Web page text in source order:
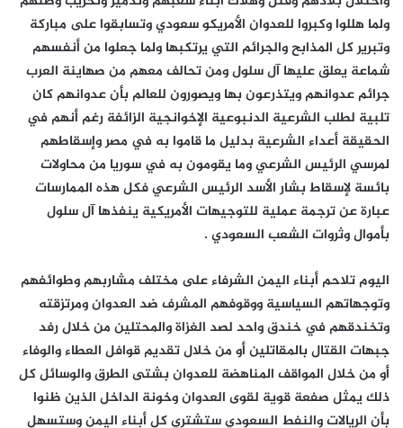
ولما هللوا وكبروا للعدوان الأمريكو سعودي وتسابقوا على مباركة
وتبرير كل المذابح والجرائم التي يرتكبها ولما جعلوا من أنفسهم
شماعة يعلق عليها آل سلول ومن تحالف معهم من صهاينة العرب
جرائم عدوانهم ويتذرعون بها ويصورون للعالم بأن عدوانهم كان
تلبية لطلب الشرعية الدنبوعية الإخوانجية الزائفة رغم أنهم في
الحقيقة أعداء الشرعية بدليل ما قاموا به في مصر وإسقاطهم
لمرسي الرئيس الشرعي وما يقومون به في سوريا من محاولات
بائسة لإسقاط بشار الأسد الرئيس الشرعي فكل هذه الممارسات
عبارة عن ترجمة عملية للتوجيهات الأمريكية ينفذها آل سلول
بأموال وثروات الشعب السعودي .
اليوم تلاحم أبناء اليمن الشرفاء على مختلف مشاربهم وطوائفهم
وتوجهاتهم السياسية ووقوفهم المشرف ضد العدوان ومرتزقته
وتخندقهم في خندق واحد لصد الغزاة والمحتلين من خلال رفد
جبهات القتال بالمقاتلين أو من خلال تقديم قوافل العطاء والوفاء
أو من خلال المواقف المناهضة للعدوان بشتى الطرق والوسائل كل
ذلك يمثل صفعة قوية لقوى العدوان وخونة الداخل الذين ظنوا
بأن الريالات والنفط السعودي ستشتري كل أبناء اليمن وستسهل